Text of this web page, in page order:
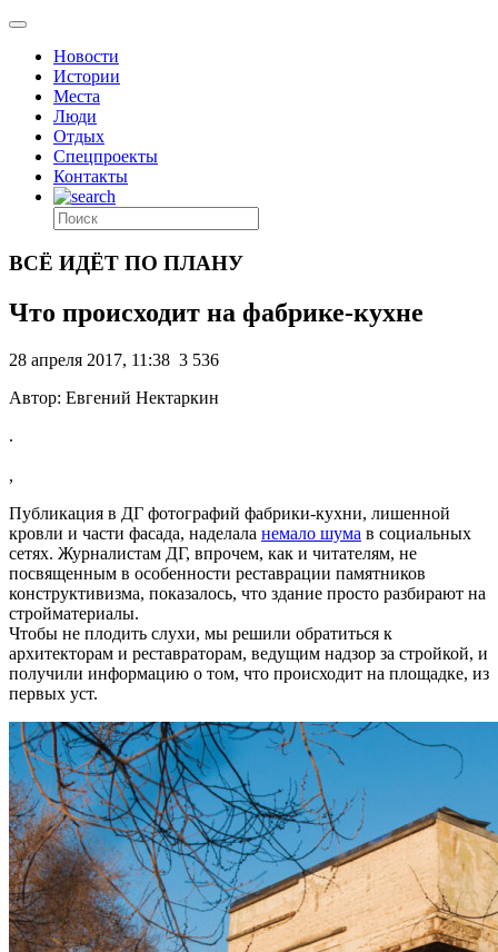
Новости
Истории
Места
Люди
Отдых
Спецпроекты
Контакты
ВСЁ ИДЁТ ПО ПЛАНУ
Что происходит на фабрике-кухне
28 апреля 2017, 11:38 3 536
Автор: Евгений Нектаркин
.
,
Публикация в ДГ фотографий фабрики-кухни, лишенной
кровли и части фасада, наделала немало шума в социальных
сетях. Журналистам ДГ, впрочем, как и читателям, не
посвященным в особенности реставрации памятников
конструктивизма, показалось, что здание просто разбирают на
стройматериалы.
Чтобы не плодить слухи, мы решили обратиться к
архитекторам и реставраторам, ведущим надзор за стройкой, и
получили информацию о том, что происходит на площадке, из
первых уст.